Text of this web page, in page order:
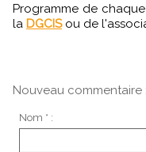
Programme de
la DGCISou de
Nouveau commentaire :
Nom * :